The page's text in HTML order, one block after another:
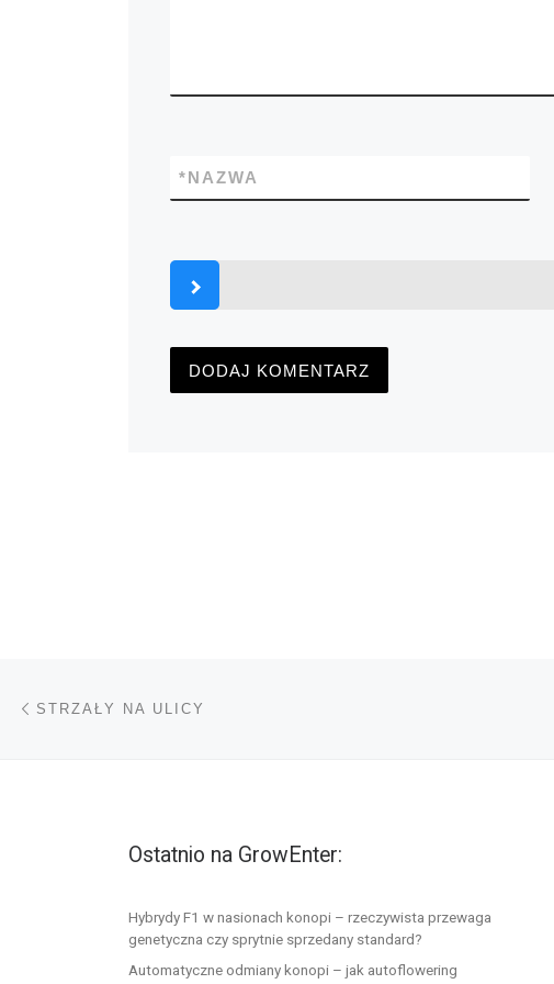
NAZWA
*
Nawigacja wpisu
STRZAŁY NA ULICY
Ostatnio na GrowEnter:
Hybrydy F1 w nasionach konopi – rzeczywista przewaga
genetyczna czy sprytnie sprzedany standard?
Automatyczne odmiany konopi – jak autoflowering